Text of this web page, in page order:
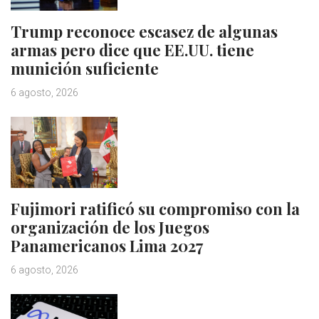
Trump reconoce escasez de algunas
armas pero dice que EE.UU. tiene
munición suficiente
6 agosto, 2026
Fujimori ratificó su compromiso con la
organización de los Juegos
Panamericanos Lima 2027
6 agosto, 2026